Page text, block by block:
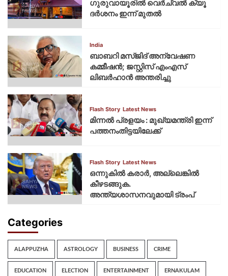
ഗുരുവായൂരില്‍ വെര്‍ച്വല്‍ ക്യൂ
ദര്‍ശനം ഇന്ന് മുതല്‍
India
ബാബറി മസ്ജിദ് അന്വേഷണ
കമ്മീഷന്‍; ജസ്റ്റിസ് എംഎസ്
ലിബര്‍ഹാന്‍ അന്തരിച്ചു
Flash Story Latest News
മിന്നല്‍ പ്രളയം : മുഖ്യമന്ത്രി ഇന്ന്
പത്തനംതിട്ടയിലേക്ക്
Flash Story Latest News
ഒന്നുകില്‍ കരാര്‍, അല്ലെങ്കില്‍
കീഴടങ്ങുക.
അന്ത്യശാസനവുമായി ട്രംപ്
Categories
ALAPPUZHA ASTROLOGY BUSINESS CRIME
EDUCATION ELECTION ENTERTAINMENT ERNAKULAM